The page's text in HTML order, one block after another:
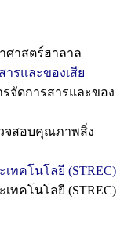
ศาสตร์ฮาลาล
รและของเสีย
จัดการสารและของ
จสอบคุณภาพสิ่ง
ทคโนโลยี (STREC)
ทคโนโลยี (STREC)